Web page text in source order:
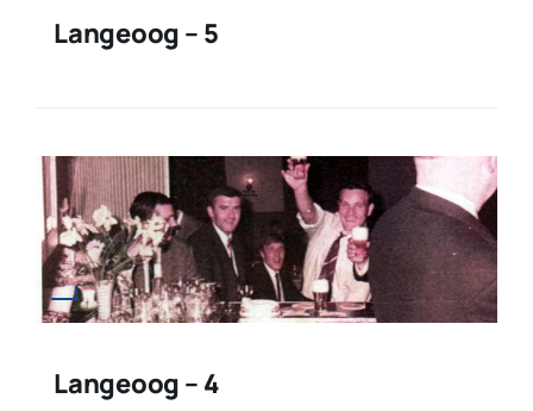
Langeoog – 5
Langeoog – 4